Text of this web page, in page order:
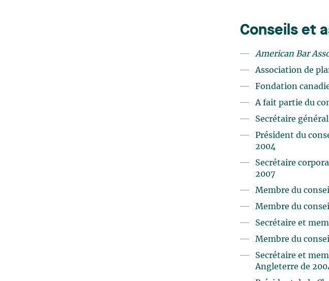
Conseils et
American Bar
Association de
Fondation
A fait partie du
Secrétaire
Président du
2004
Secrétaire
2007
Membre du
Membre du
Secrétaire et
Membre du
Secrétaire et
Angleterre de